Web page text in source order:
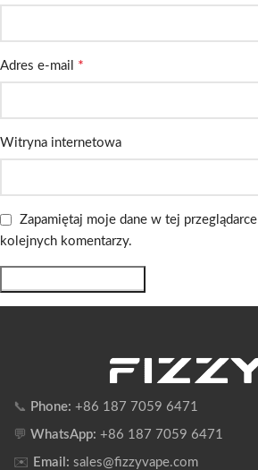
Adres e-mail *
Witryna internetowa
Zapamiętaj moje dane w tej
kolejnych komentarzy.
📞 Phone: +86 187 7059 6471
💬 WhatsApp: +86 187 7059 6471
✉️ Email: sales@fizzyvape.com